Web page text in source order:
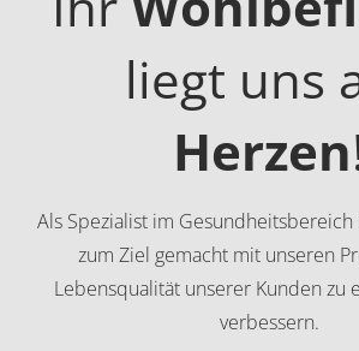
liegt uns
Herzen
Als Spezialist im
zum Ziel gemacht mit unseren
Lebensqualität unserer Kunden zu
verbessern.